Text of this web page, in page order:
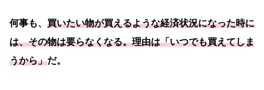
何事も、 買いたい物が買えるような経済状況になった時に
は、その物は要らなくなる。理由は「いつでも買えてしま
うから」だ。